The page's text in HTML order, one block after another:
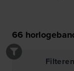
66
Filteren